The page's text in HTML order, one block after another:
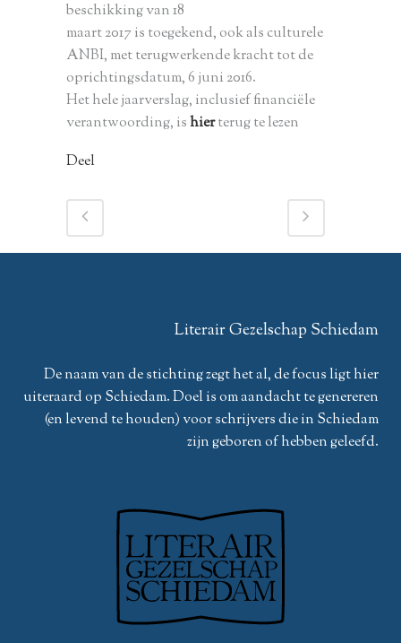
beschikking van 18
maart 2017 is toegekend, ook als culturele
ANBI, met terugwerkende kracht tot de
oprichtingsdatum, 6 juni 2016.
Het hele jaarverslag, inclusief financiële
verantwoording, ishierterug te lezen
Deel
Literair Gezelschap Schiedam
De naam van de stichting zegt het al, de focus ligt hier
uiteraard op Schiedam. Doel is om aandacht te genereren
(en levend te houden) voor schrijvers die in Schiedam
zijn geboren of hebben geleefd.